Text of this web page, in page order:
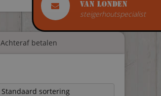
van Londen
steigerhoutspecialist
Achteraf betalen